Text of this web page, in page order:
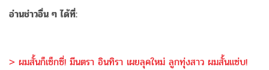
อ่านช่าวอื่น ๆ ได้ที่:
> ผมสั้นก็เซ็กซี่! มีนตรา อินทิรา เผยลุคใหม่ ลูกทุ่งสาว ผมสั้นแซ่บ!